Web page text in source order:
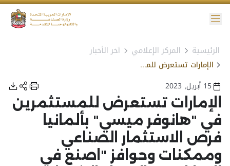
الوصول
الرئيسية المركز الإعلامي
آخر الأخبار
الإمارات تستعرض للمستثمرين في "هانوفر ميسي" بألمانيا فرص الاستثمار الصناعي وممكنات وحوافز "اصنع في الإمارات" و"التحول التكنولوجي" والصناعات المستدامة
15 أبريل, 2023
الإمارات تستعرض للمستثمرين
في "هانوفر ميسي" بألمانيا
فرص الاستثمار الصناعي
وممكنات وحوافز "اصنع في